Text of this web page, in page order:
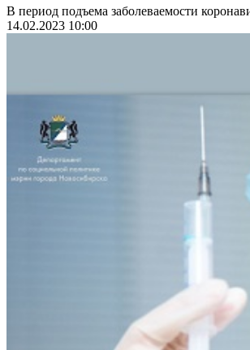
В период подъема заболеваемости
14.02.2023 10:00